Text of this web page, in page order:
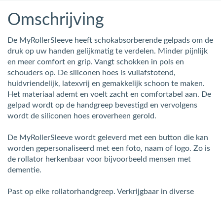
Omschrijving
De MyRollerSleeve heeft schokabsorberende gelpads om de
druk op uw handen gelijkmatig te verdelen. Minder pijnlijk
en meer comfort en grip. Vangt schokken in pols en
schouders op. De siliconen hoes is vuilafstotend,
huidvriendelijk, latexvrij en gemakkelijk schoon te maken.
Het materiaal ademt en voelt zacht en comfortabel aan. De
gelpad wordt op de handgreep bevestigd en vervolgens
wordt de siliconen hoes eroverheen gerold.
De MyRollerSleeve wordt geleverd met een button die kan
worden gepersonaliseerd met een foto, naam of logo. Zo is
de rollator herkenbaar voor bijvoorbeeld mensen met
dementie.
Past op elke rollatorhandgreep. Verkrijgbaar in diverse